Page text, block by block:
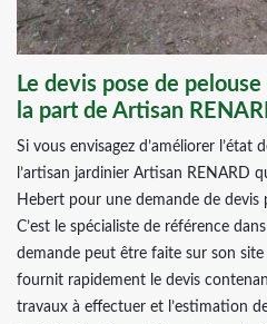
Le devis pose de
la part de Artisan
Si vous envisagez d’améliorer l’état
l’artisan jardinier Artisan RENARD
Hebert pour une demande de devis
C’est le spécialiste de référence
demande peut être faite sur son site
fournit rapidement le devis
travaux à effectuer et l’estimation